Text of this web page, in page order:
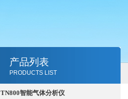
产品列表
PRODUCTS LIST
TN800智能气体分析仪